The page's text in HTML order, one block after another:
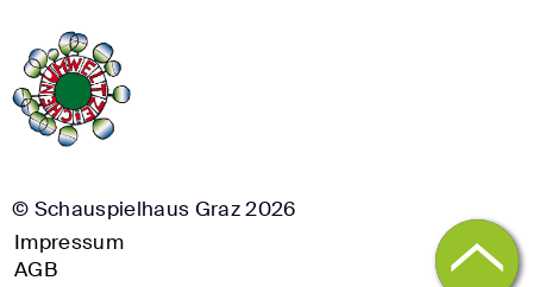
© Schauspielhaus Graz 2026
Impressum
AGB